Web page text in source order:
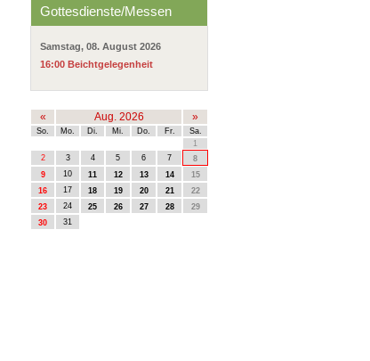
Gottesdienste/Messen
Samstag, 08. August 2026
16:00 Beichtgelegenheit
« Aug. 2026 »
So. Mo. Di. Mi. Do. Fr.
Sa.
1
2
3 4 5 6 7
8
9
10 11 12 13 14
15
16
17 18 19 20 21
22
23
24 25 26 27 28
29
30
31